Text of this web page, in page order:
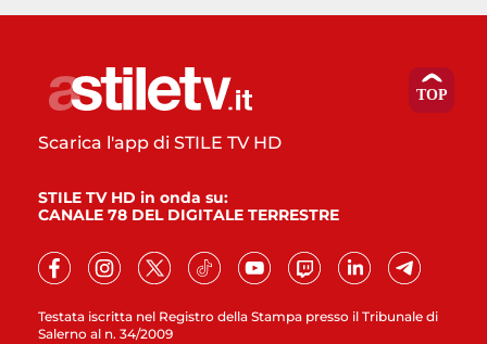
Testata iscritta nel Registro della Stampa presso il Tribunale di
Salerno al n. 34/2009
Scarica l'app di STILE TV HD
STILE TV HD in onda su:
CANALE 78 DEL DIGITALE TERRESTRE